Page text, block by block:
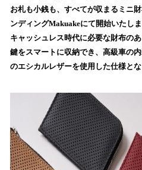
を
読
込
み
中
す
お札も小銭も、すべてが収まるミニ
ンディングMakuakeにて開始いたしま
キャッシュレス時代に必要な財布の
鍵をスマートに収納でき、高級車の
のエシカルレザーを使用した仕様とな